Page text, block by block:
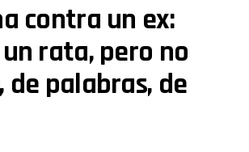
contra un ex:
un rata, pero no
de palabras, de